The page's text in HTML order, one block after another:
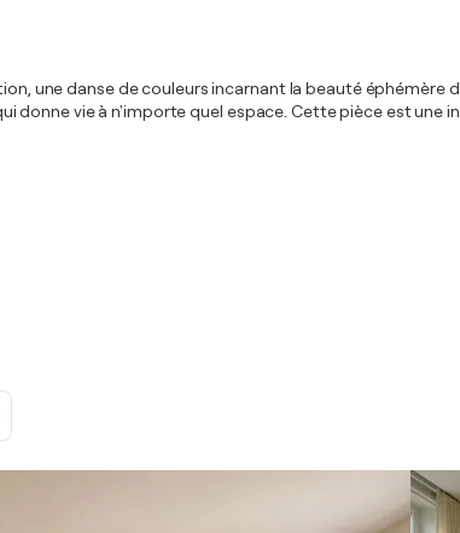
une danse de couleurs incarnant la beauté
donne vie à n'importe quel espace. Cette pièce est une